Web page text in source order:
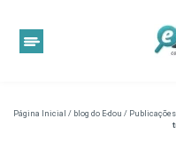
Página Inicial / blog do E-dou / Publicações